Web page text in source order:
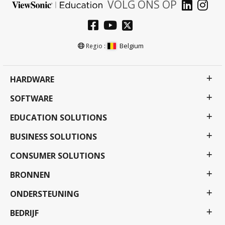
VOLG ONS OP
Regio : Belgium
HARDWARE
SOFTWARE
EDUCATION SOLUTIONS
BUSINESS SOLUTIONS
CONSUMER SOLUTIONS
BRONNEN
ONDERSTEUNING
BEDRIJF